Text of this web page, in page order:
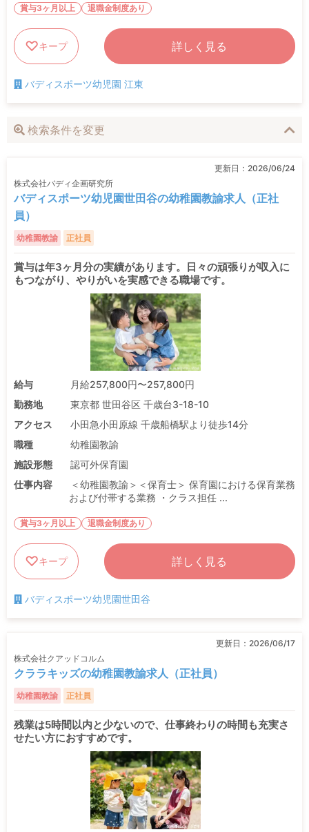
賞与3ヶ月以上 退職金制度あり
キープ 詳しく見る
バディスポーツ幼児園 江東
検索条件を変更
更新日： 2026/06/24
株式会社バディ企画研究所
バディスポーツ幼児園世田谷の幼稚園教諭求人（正社
員）
幼稚園教諭 正社員
賞与は年3ヶ月分の実績があります。日々の頑張りが収入に
もつながり、やりがいを実感できる職場です。
給与
月給257,800円〜257,800円
勤務地
東京都 世田谷区 千歳台3-18-10
アクセス
小田急小田原線 千歳船橋駅より徒歩14分
職種
幼稚園教諭
施設形態
認可外保育園
仕事内容
＜幼稚園教諭＞＜保育士＞ 保育園における保育業務
および付帯する業務 ・クラス担任 ...
賞与3ヶ月以上 退職金制度あり
キープ 詳しく見る
バディスポーツ幼児園世田谷
更新日： 2026/06/17
株式会社クアッドコルム
クララキッズの幼稚園教諭求人（正社員）
幼稚園教諭 正社員
残業は5時間以内と少ないので、仕事終わりの時間も充実さ
せたい方におすすめです。